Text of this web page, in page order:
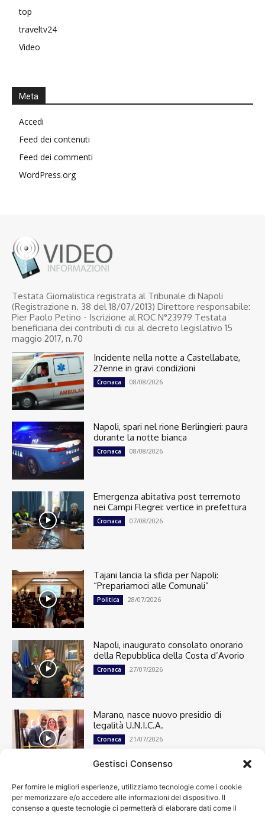
Gestisci Consenso
Per fornire le migliori esperienze, utilizziamo tecnologie come i cookie
per memorizzare e/o accedere alle informazioni del dispositivo. Il
consenso a queste tecnologie ci permetterà di elaborare dati come il
top
traveltv24
Video
Meta
Accedi
Feed dei contenuti
Feed dei commenti
WordPress.org
Testata Giornalistica registrata al Tribunale di Napoli
(Registrazione n. 38 del 18/07/2013) Direttore responsabile:
Pier Paolo Petino - Iscrizione al ROC N°23979 Testata
beneficiaria dei contributi di cui al decreto legislativo 15
maggio 2017, n.70
Incidente nella notte a Castellabate,
27enne in gravi condizioni
Cronaca 08/08/2026
Napoli, spari nel rione Berlingieri: paura
durante la notte bianca
Cronaca 08/08/2026
Emergenza abitativa post terremoto
nei Campi Flegrei: vertice in prefettura
Cronaca 07/08/2026
Tajani lancia la sfida per Napoli:
“Prepariamoci alle Comunali”
Politica 28/07/2026
Napoli, inaugurato consolato onorario
della Repubblica della Costa d’Avorio
Cronaca 27/07/2026
Marano, nasce nuovo presidio di
legalità U.N.I.C.A.
Cronaca 21/07/2026
Cronaca
13501
Attualità
7305